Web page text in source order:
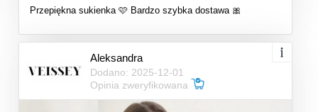
Przepiękna sukienka 🩷 Bardzo szybka dostawa 🎀
Aleksandra
Dodano: 2025-12-01
Opinia zweryfikowana